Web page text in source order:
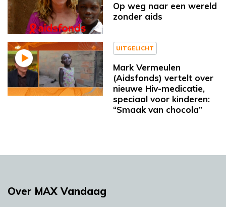
Op weg naar een wereld
zonder aids
UITGELICHT
Mark Vermeulen
(Aidsfonds) vertelt over
nieuwe Hiv-medicatie,
speciaal voor kinderen:
“Smaak van chocola”
Over MAX Vandaag